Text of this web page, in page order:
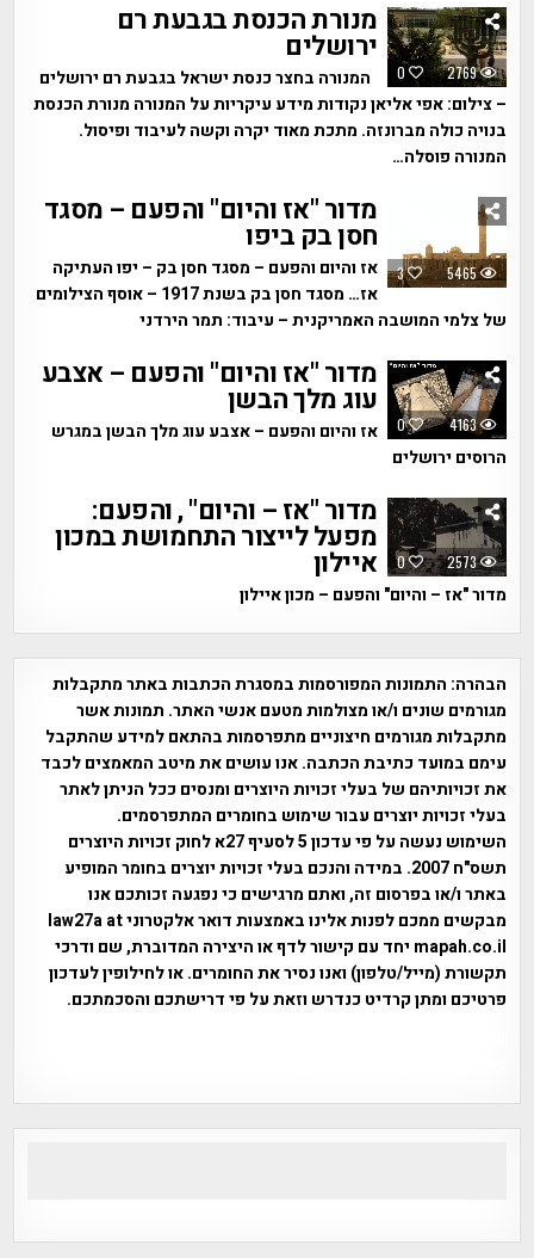
0 2769
מנורת הכנסת בגבעת רם
ירושלים
המנורה בחצר כנסת ישראל בגבעת רם ירושלים
– צילום: אפי אליאן נקודות מידע עיקריות על המנורה מנורת הכנסת
בנויה כולה מברונזה. מתכת מאוד יקרה וקשה לעיבוד ופיסול.
המנורה פוסלה…
3 5465
מדור "אז והיום" והפעם – מסגד
חסן בק ביפו
אז והיום והפעם – מסגד חסן בק – יפו העתיקה
אז… מסגד חסן בק בשנת 1917 – אוסף הצילומים
של צלמי המושבה האמריקנית – עיבוד: תמר הירדני
0 4163
מדור "אז והיום" והפעם – אצבע
עוג מלך הבשן
אז והיום והפעם – אצבע עוג מלך הבשן במגרש
הרוסים ירושלים
0 2573
מדור "אז – והיום" , והפעם:
מפעל לייצור התחמושת במכון
איילון
מדור "אז – והיום" והפעם – מכון איילון
הבהרה: התמונות המפורסמות במסגרת הכתבות באתר מתקבלות
מגורמים שונים ו/או מצולמות מטעם אנשי האתר. תמונות אשר
מתקבלות מגורמים חיצוניים מתפרסמות בהתאם למידע שהתקבל
עימם במועד כתיבת הכתבה. אנו עושים את מיטב המאמצים לכבד
את זכויותיהם של בעלי זכויות היוצרים ומנסים ככל הניתן לאתר
בעלי זכויות יוצרים עבור שימוש בחומרים המתפרסמים.
השימוש נעשה על פי עדכון 5 לסעיף 27א לחוק זכויות היוצרים
תשס"ח 2007. במידה והנכם בעלי זכויות יוצרים בחומר המופיע
באתר ו/או בפרסום זה, ואתם מרגישים כי נפגעה זכותכם אנו
מבקשים ממכם לפנות אלינו באמצעות דואר אלקטרוני law27a at
mapah.co.il יחד עם קישור לדף או היצירה המדוברת, שם ודרכי
תקשורת (מייל/טלפון) ואנו נסיר את החומרים. או לחילופין לעדכון
פרטיכם ומתן קרדיט כנדרש וזאת על פי דרישתכם והסכמתכם.